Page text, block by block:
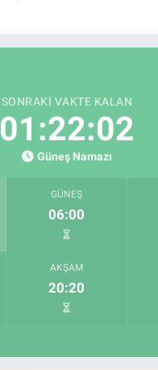
SONRAKI VAKTE KALAN
01:22:02
Güneş Namazı
GÜNEŞ
06:00
AKŞAM
20:20